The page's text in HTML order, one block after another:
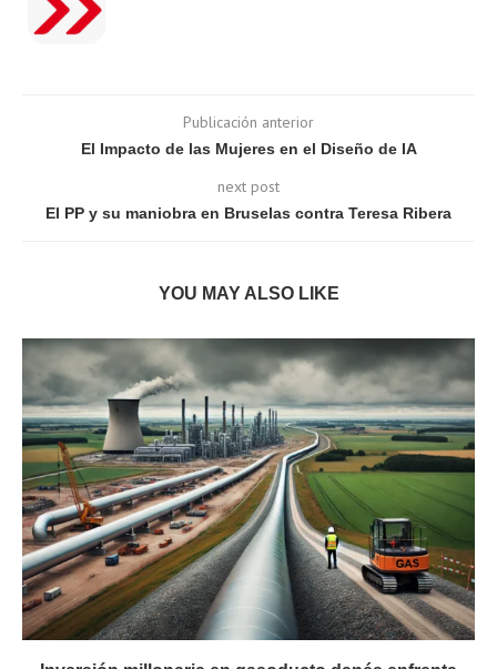
Publicación anterior
El Impacto de las Mujeres en el Diseño de IA
next post
El PP y su maniobra en Bruselas contra Teresa Ribera
YOU MAY ALSO LIKE